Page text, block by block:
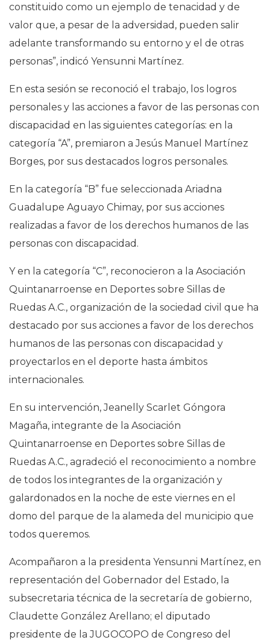
constituido como un ejemplo de tenacidad y de
valor que, a pesar de la adversidad, pueden salir
adelante transformando su entorno y el de otras
personas”, indicó Yensunni Martínez.
En esta sesión se reconoció el trabajo, los logros
personales y las acciones a favor de las personas con
discapacidad en las siguientes categorías: en la
categoría “A”, premiaron a Jesús Manuel Martínez
Borges, por sus destacados logros personales.
En la categoría “B” fue seleccionada Ariadna
Guadalupe Aguayo Chimay, por sus acciones
realizadas a favor de los derechos humanos de las
personas con discapacidad.
Y en la categoría “C”, reconocieron a la Asociación
Quintanarroense en Deportes sobre Sillas de
Ruedas A.C., organización de la sociedad civil que ha
destacado por sus acciones a favor de los derechos
humanos de las personas con discapacidad y
proyectarlos en el deporte hasta ámbitos
internacionales.
En su intervención, Jeanelly Scarlet Góngora
Magaña, integrante de la Asociación
Quintanarroense en Deportes sobre Sillas de
Ruedas A.C., agradeció el reconocimiento a nombre
de todos los integrantes de la organización y
galardonados en la noche de este viernes en el
domo del parque de la alameda del municipio que
todos queremos.
Acompañaron a la presidenta Yensunni Martínez, en
representación del Gobernador del Estado, la
subsecretaria técnica de la secretaría de gobierno,
Claudette González Arellano; el diputado
presidente de la JUGOCOPO de Congreso del